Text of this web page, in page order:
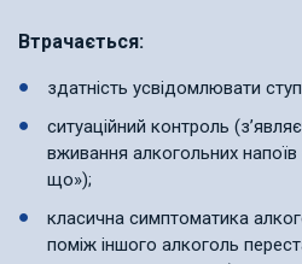
Втрачається:
здатність усвідомлювати
ситуаційний контроль
вживання алкогольних
що»);
класична симптоматика
поміж іншого алкоголь